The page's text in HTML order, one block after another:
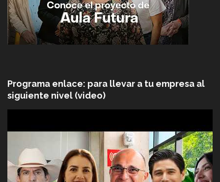
Programa enlace: para llevar a tu empresa al
siguiente nivel (video)